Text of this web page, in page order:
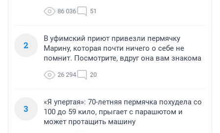
86 036 51
2
В уфимский приют привезли пермячку
Марину, которая почти ничего о себе не
помнит. Посмотрите, вдруг она вам знакома
26 294 20
3
«Я упертая»: 70-летняя пермячка похудела со
100 до 59 кило, прыгает с парашютом и
может протащить машину